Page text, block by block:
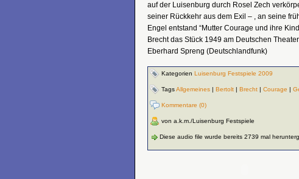
auf der Luisenburg durch Rosel Zech
seiner Rückkehr aus dem Exil – , an seine
Engel entstand “Mutter Courage und ihre
Brecht das Stück 1949 am Deutschen
Eberhard Spreng (Deutschlandfunk)
Kategorien Luisenburg Festspiele 2009
TagsAllgemeines | Bertolt | Brecht | Courage |
Kommentare (0)
von a.k.m./Luisenburg Festspiele
Diese audio file wurde bereits 2739 mal